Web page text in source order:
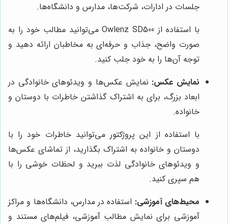
جلسات در ادارات، شرکت‌ها، مدارس و دانشگاه‌ها.
با استفاده از Owlenz SD500 می‌توانید مطالب خود را به
صورت واضح، جذاب و حرفه‌ای به مخاطبان ارائه دهید و
توجه آن‌ها را به خود جلب کنید.
نمایش عکس: نمایش عکس‌ها و ویدئوهای خانوادگی در
ابعاد بزرگ، برای به اشتراک گذاشتن خاطرات با دوستان و
خانواده.
با استفاده از این پروژکتور می‌توانید خاطرات خود را با
دوستان و خانواده به اشتراک بگذارید، از تماشای عکس‌ها
و ویدئوهای خانوادگی لذت ببرید و لحظات خوشی را با
هم سپری کنید.
محیط‌های آموزشی: استفاده در مدارس، دانشگاه‌ها و مراکز
آموزشی برای نمایش مطالب آموزشی، فیلم‌های مستند و